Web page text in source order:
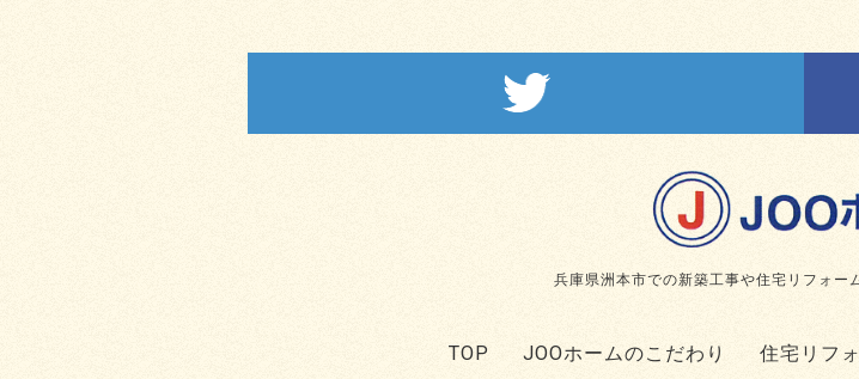
兵庫県洲本市での新築工事や住宅リフォー
TOP JOOホームのこだわり 住宅リフ